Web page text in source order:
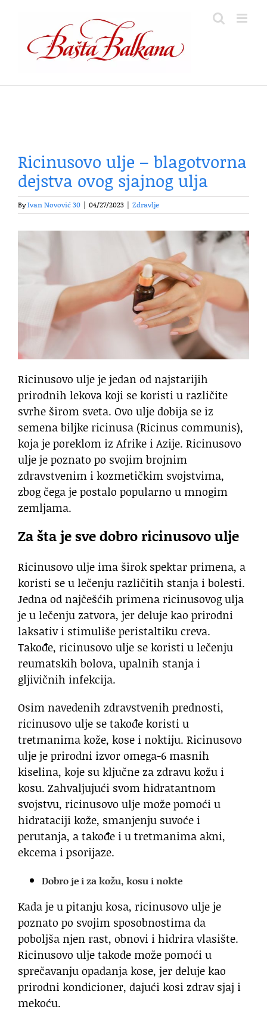
content
Ricinusovo ulje – blagotvorna
dejstva ovog sjajnog ulja
ByIvan Novović 30 04/27/2023 Zdravlje
Ricinusovo ulje je jedan od najstarijih
prirodnih lekova koji se koristi u različite
svrhe širom sveta. Ovo ulje dobija se iz
semena biljke ricinusa (Ricinus communis),
koja je poreklom iz Afrike i Azije. Ricinusovo
ulje je poznato po svojim brojnim
zdravstvenim i kozmetičkim svojstvima,
zbog čega je postalo popularno u mnogim
zemljama.
Za šta je sve dobro ricinusovo ulje
Ricinusovo ulje ima širok spektar primena, a
koristi se u lečenju različitih stanja i bolesti.
Jedna od najčešćih primena ricinusovog ulja
je u lečenju zatvora, jer deluje kao prirodni
laksativ i stimuliše peristaltiku creva.
Takođe, ricinusovo ulje se koristi u lečenju
reumatskih bolova, upalnih stanja i
gljivičnih infekcija.
Osim navedenih zdravstvenih prednosti,
ricinusovo ulje se takođe koristi u
tretmanima kože, kose i noktiju. Ricinusovo
ulje je prirodni izvor omega-6 masnih
kiselina, koje su ključne za zdravu kožu i
kosu. Zahvaljujući svom hidratantnom
svojstvu, ricinusovo ulje može pomoći u
hidrataciji kože, smanjenju suvoće i
perutanja, a takođe i u tretmanima akni,
ekcema i psorijaze.
Dobro je i za kožu, kosu i nokte
Kada je u pitanju kosa, ricinusovo ulje je
poznato po svojim sposobnostima da
poboljša njen rast, obnovi i hidrira vlasište.
Ricinusovo ulje takođe može pomoći u
sprečavanju opadanja kose, jer deluje kao
prirodni kondicioner, dajući kosi zdrav sjaj i
mekoću.